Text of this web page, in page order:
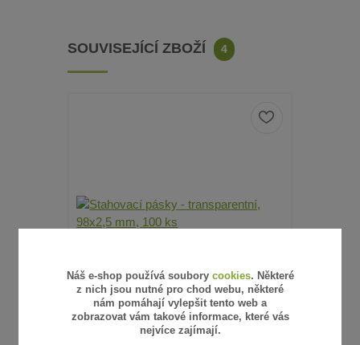
SOUVISEJÍCÍ ZBOŽÍ 4
Náš e-shop používá soubory cookies. Některé
z nich jsou nutné pro chod webu, některé
nám pomáhají vylepšit tento web a
zobrazovat vám takové informace, které vás
nejvíce zajímají.